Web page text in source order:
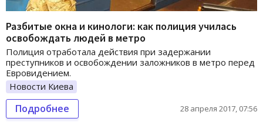
Разбитые окна и кинологи: как полиция училась
освобождать людей в метро
Полиция отработала действия при задержании
преступников и освобождении заложников в метро перед
Евровидением.
Новости Киева
Подробнее 28 апреля 2017, 07:56